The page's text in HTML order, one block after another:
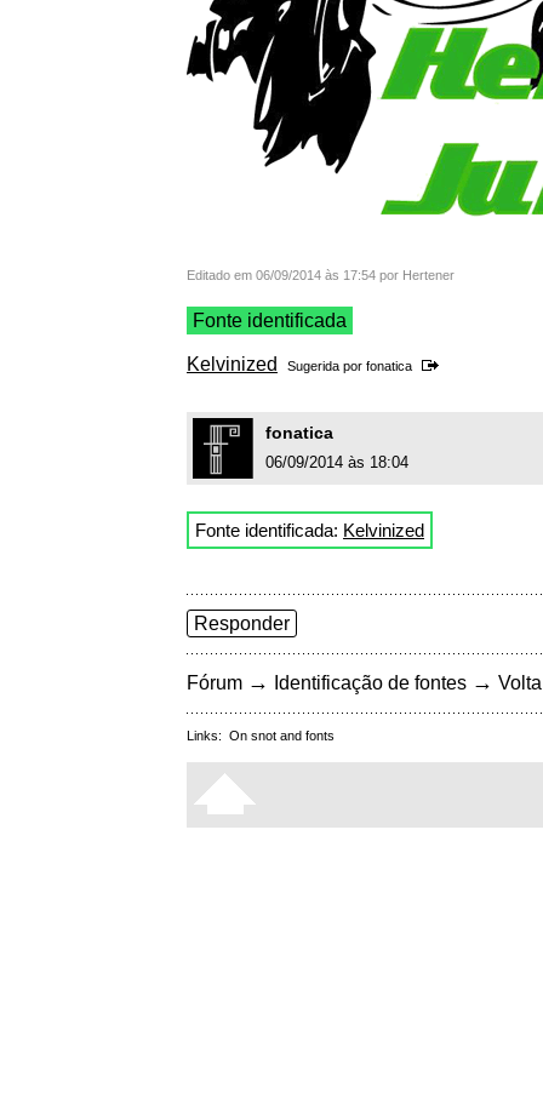
Editado em 06/09/2014 às 17:54 por Hertener
Fonte identificada
Kelvinized Sugerida por fonatica
fonatica
06/09/2014 às 18:04
Fonte identificada: Kelvinized
Responder
Fórum → Identificação de fontes →
Links: On snot and fonts